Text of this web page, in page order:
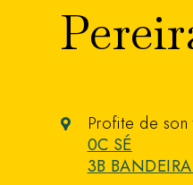
Profite de son
0C SÉ
3B